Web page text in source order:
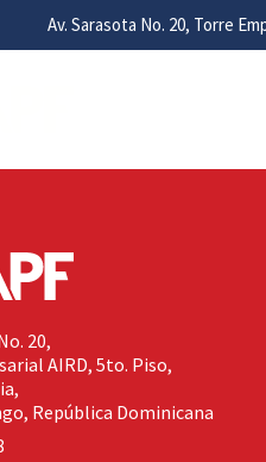
Av. Sarasota No. 20, Torre
20,
AIRD, 5to. Piso,
República Dominicana